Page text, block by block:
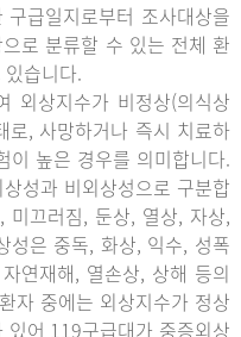
급일지로부터 조사대상을
로 분류할 수 있는 전체 환
습니다.
외상지수가 비정상(의식상
, 사망하거나 즉시 치료하
이 높은 경우를 의미합니다.
성과 비외상성으로 구분합
미끄러짐, 둔상, 열상, 자상,
성은 중독, 화상, 익수, 성폭
연재해, 열손상, 상해 등의
자 중에는 외상지수가 정상
어 119구급대가 중증외상